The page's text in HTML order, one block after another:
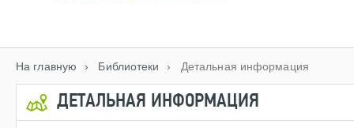
На главную › Библиотеки › Детальная информация
ДЕТАЛЬНАЯ ИНФОРМАЦИЯ